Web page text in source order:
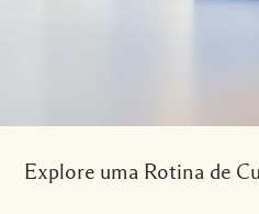
Explore uma Rotina de